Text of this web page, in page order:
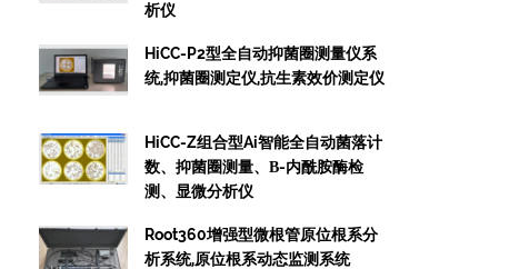
析仪
HiCC-P2型全自动抑菌圈测量仪系
统,抑菌圈测定仪,抗生素效价测定仪
HiCC-Z组合型Ai智能全自动菌落计
数、抑菌圈测量、β-内酰胺酶检
测、显微分析仪
Root360增强型微根管原位根系分
析系统,原位根系动态监测系统